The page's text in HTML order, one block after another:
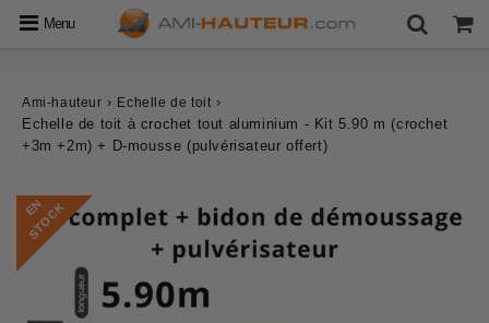
Menu
Ami-hauteur › Echelle de toit ›
Echelle de toit à crochet tout aluminium - Kit 5.90 m (crochet
+3m +2m) + D-mousse (pulvérisateur offert)
E
N
S
T
O
C
K